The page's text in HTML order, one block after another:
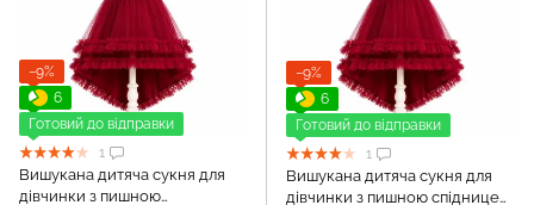
−9%
6
Готовий до відправки
1
Вишукана дитяча сукня для
дівчинки з пишною
−9%
6
Готовий до відправки
1
Вишукана дитяча сукня для
дівчинки з пишною спідницею,